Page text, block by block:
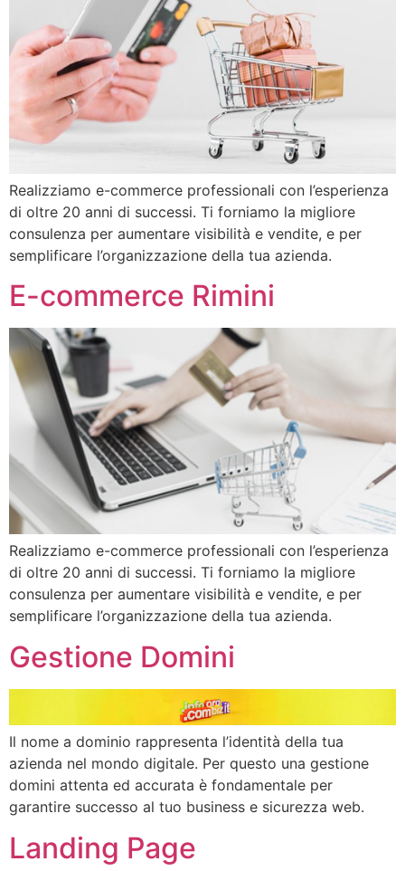
Realizziamo e-commerce professionali con l’esperienza
di oltre 20 anni di successi. Ti forniamo la migliore
consulenza per aumentare visibilità e vendite, e per
semplificare l’organizzazione della tua azienda.
E-commerce Rimini
Realizziamo e-commerce professionali con l’esperienza
di oltre 20 anni di successi. Ti forniamo la migliore
consulenza per aumentare visibilità e vendite, e per
semplificare l’organizzazione della tua azienda.
Gestione Domini
Il nome a dominio rappresenta l’identità della tua
azienda nel mondo digitale. Per questo una gestione
domini attenta ed accurata è fondamentale per
garantire successo al tuo business e sicurezza web.
Landing Page